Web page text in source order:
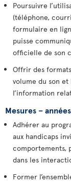
Poursuivre
(téléphone,
formulaire en
puisse
officielle de son
Offrir des
volume du son
l’information
Mesures –
Adhérer au
aux handicaps
comportements,
dans les
Former